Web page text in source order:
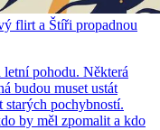
flirt a Štíři propadnou
pohodu. Některá
budou muset ustát
pochybností.
by měl zpomalit a kdo